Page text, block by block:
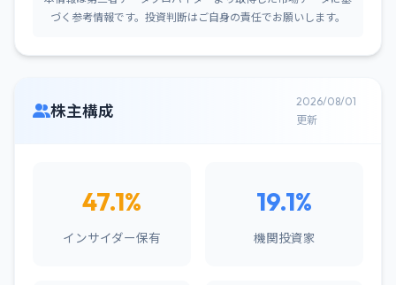
づく参考情報です。投資判断はご自身の責任でお願いします。
株主構成
2026/08/01
更新
47.1%
インサイダー保有
19.1%
機関投資家